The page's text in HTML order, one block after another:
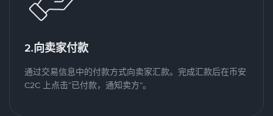
2.向卖家付款
通过交易信息中的付款方式向卖家汇款。完成汇款后在币安
C2C 上点击“已付款，通知卖方”。